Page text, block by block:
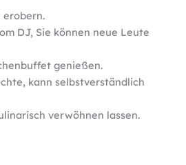
erobern.
DJ, Sie können neue Leute
genießen.
kann selbstverständlich
verwöhnen lassen.